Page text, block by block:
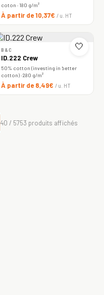
coton · 180 g/m²
À partir de 10,37€ / u. HT
🤍
B&C
ID.222 Crew
50% cotton (investing in better
cotton) · 280 g/m²
À partir de 8,49€ / u. HT
40 / 5753 produits affichés